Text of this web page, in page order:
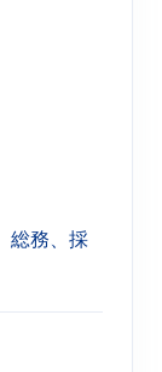
総務、採